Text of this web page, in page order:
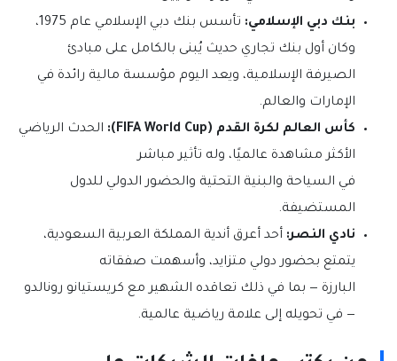
بنك دبي الإسلامي:
تأسس بنك دبي الإسلامي عام 1975،
وكان أول بنك تجاري حديث يُبنى بالكامل على مبادئ
الصيرفة الإسلامية، ويعد اليوم مؤسسة مالية رائدة في
الإمارات والعالم.
كأس العالم لكرة القدم (FIFA World Cup):
الحدث الرياضي
الأكثر مشاهدة عالميًا، وله تأثير مباشر
في السياحة والبنية التحتية والحضور الدولي للدول
المستضيفة.
نادي النصر: أحد أعرق أندية المملكة العربية السعودية،
يتمتع بحضور دولي متزايد، وأسهمت صفقاته
البارزة — بما في ذلك تعاقده الشهير مع كريستيانو رونالدو
— في تحويله إلى علامة رياضية عالمية.